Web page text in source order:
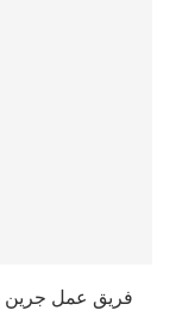
فريق عمل جرين